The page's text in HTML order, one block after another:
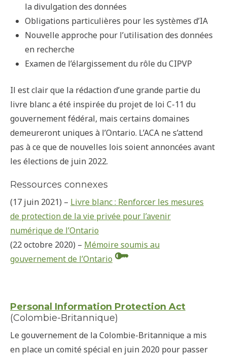
la divulgation des données
Obligations particulières pour les systèmes d’IA
Nouvelle approche pour l’utilisation des données
en recherche
Examen de l’élargissement du rôle du CIPVP
Il est clair que la rédaction d’une grande partie du
livre blanc a été inspirée du projet de loi C-11 du
gouvernement fédéral, mais certains domaines
demeureront uniques à l’Ontario. L’ACA ne s’attend
pas à ce que de nouvelles lois soient annoncées avant
les élections de juin 2022.
Ressources connexes
(17 juin 2021) – Livre blanc : Renforcer les mesures
de protection de la vie privée pour l’avenir
numérique de l’Ontario
(22 octobre 2020) – Mémoire soumis au
gouvernement de l’Ontario
Personal Information Protection Act
(Colombie-Britannique)
Le gouvernement de la Colombie-Britannique a mis
en place un comité spécial en juin 2020 pour passer